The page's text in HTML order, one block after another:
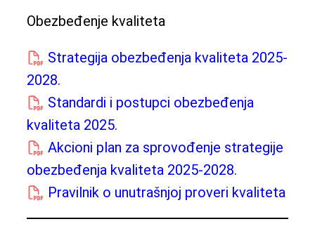
Obezbeđenje kvaliteta
Strategija obezbeđenja kvaliteta 2025-
2028.
Standardi i postupci obezbeđenja
kvaliteta 2025.
Akcioni plan za sprovođenje strategije
obezbeđenja kvaliteta 2025-2028.
Pravilnik o unutrašnjoj proveri kvaliteta